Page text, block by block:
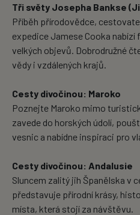
Tři světy Josepha Bankse
Příběh přírodovědce,
expedice Jamese Cooka nabízí
velkých objevů. Dobrodružné
vědy i vzdálených krajů.
Cesty divočinou: Maroko
Poznejte Maroko mimo
zavede do horských údolí,
vesnic a nabídne inspiraci pro
Cesty divočinou: Andalusie
Sluncem zalitý jih Španělska v
představuje přírodní krásy,
místa, která stojí za návštěvu.